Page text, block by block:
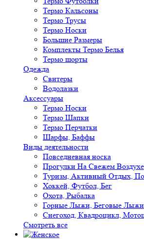
Термо Кальсоны
Термо Трусы
Термо Носки
Большие Размеры
Комплекты Термо Белья
Термо шорты
Одежда
Свитеры
Водолазки
Аксессуары
Термо Носки
Термо Шапки
Термо Перчатки
Шарфы, Баффы
Виды деятельности
Повседневная носка
Прогулки На Свежем Воздухе
Туризм, Активный Отдых,
Хоккей, Футбол, Бег
Охота, Рыбалка
Горные Лыжи, Беговые Лыжи
Снегоход, Квадроцикл,
Смотреть все